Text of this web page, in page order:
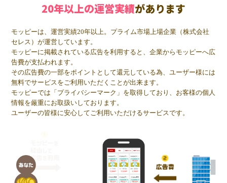
20年以上の運営実績があります
モッピーは、運営実績20年以上。プライム市場上場企業（株式会社
セレス）が運営しています。
モッピーに掲載されている広告を利用すると、企業からモッピーへ広
告費が支払われます。
その広告費の一部をポイントとして還元している為、ユーザー様には
無料でサービスをご利用いただくことが出来ます。
モッピーでは「プライバシーマーク」を取得しており、お客様の個人
情報を厳重にお取扱いしております。
ユーザーの皆様に安心してご利用いただけるサービスです。